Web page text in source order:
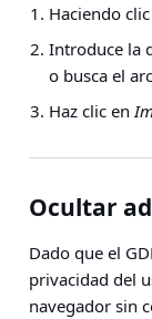
Haciendo
Introduce la
o busca el
Haz clic en
Ocultar
Dado que el
privacidad del
navegador sin